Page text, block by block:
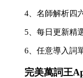
4、名師解析四
5、每日更新精
6、任意導入詞
完美萬詞王